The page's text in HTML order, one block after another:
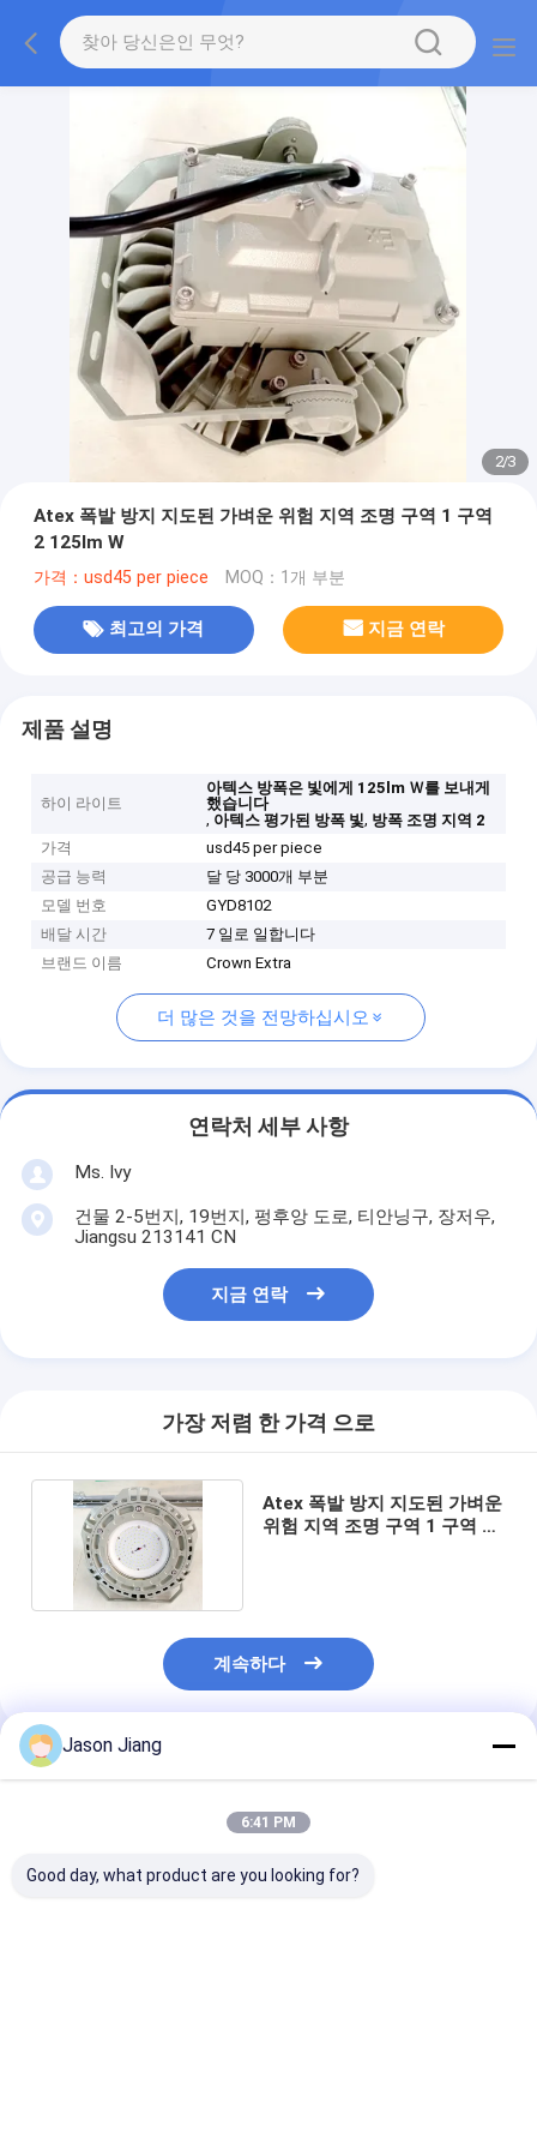
2/3
Atex 폭발 방지 지도된 가벼운 위험 지역 조명 구역 1 구역
2 125lm W
가격：usd45 per piece MOQ：1개 부분
최고의 가격 지금 연락
제품 설명
하이 라이트
아텍스 방폭은 빛에게 125lm Ｗ를 보내게
했습니다
, 아텍스 평가된 방폭 빛, 방폭 조명 지역 2
가격
usd45 per piece
공급 능력
달 당 3000개 부분
모델 번호
GYD8102
배달 시간
7 일로 일합니다
브랜드 이름
Crown Extra
더 많은 것을 전망하십시오
연락처 세부 사항
Ms. Ivy
건물 2-5번지, 19번지, 펑후앙 도로, 티안닝구, 장저우,
Jiangsu 213141 CN
지금 연락
가장 저렴 한 가격 으로
Atex 폭발 방지 지도된 가벼운
위험 지역 조명 구역 1 구역 2
계속하다
추천된 제품
Jason Jiang
6:41 PM
Good day, what product are you looking for?